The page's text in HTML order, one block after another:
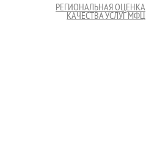
РЕГИОНАЛЬНАЯ ОЦЕНКА
КАЧЕСТВА УСЛУГ МФЦ